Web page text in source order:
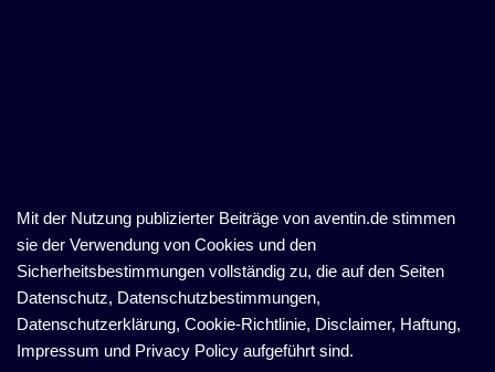
Mit der Nutzung publizierter Beiträge von aventin.de stimmen
sie der Verwendung von Cookies und den
Sicherheitsbestimmungen vollständig zu, die auf den Seiten
Datenschutz, Datenschutzbestimmungen,
Datenschutzerklärung, Cookie-Richtlinie, Disclaimer, Haftung,
Impressum und Privacy Policy aufgeführt sind.